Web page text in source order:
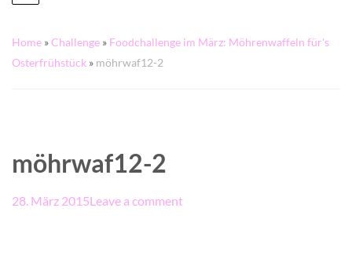
Home »Challenge » Foodchallenge im März: Möhrenwaffeln für's
Osterfrühstück » möhrwaf12-2
möhrwaf12-2
28. März 2015Leave a comment